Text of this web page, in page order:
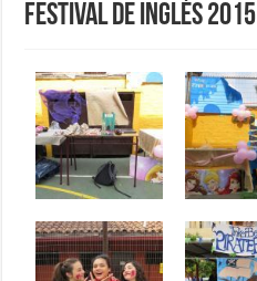
Festival de Inglés 2015